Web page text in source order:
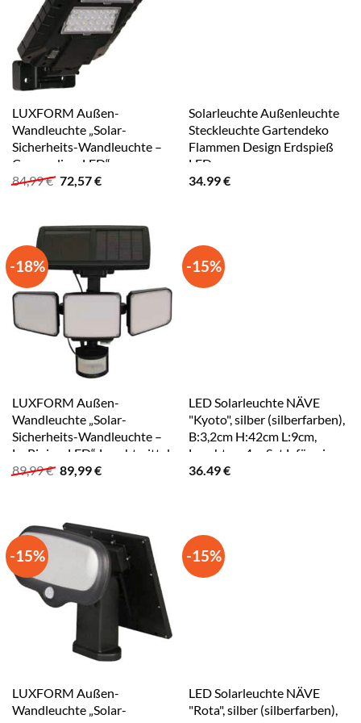
LUXFORM Außen-
Wandleuchte „Solar-
Sicherheits-Wandleuchte –
Concordia – LED“,
Leuchtmittel LED-Modul
(1000LM) black
84,99€ Ursprünglicher
Preis
72,57€Aktueller
Solarleuchte Außenleuchte
Steckleuchte Gartendeko
Flammen Design Erdspieß
LED
34.99€
-18%
LUXFORM Außen-
Wandleuchte „Solar-
Sicherheits-Wandleuchte –
La Rioja – LED“, Leuchtmittel
LED-Modul LED fest
(1000LM) black
89,99€ Ursprünglicher
Preis
89,99€Aktueller
-15%
LED Solarleuchte NÄVE
"Kyoto", silber (silberfarben),
B:3,2cm H:42cm L:9cm,
Leuchten, 4er Set L-förmige
Leuchten, je H: 42cm, LED
36.49€
-15%
LUXFORM Außen-
Wandleuchte „Solar-
-15%
LED Solarleuchte NÄVE
"Rota", silber (silberfarben),